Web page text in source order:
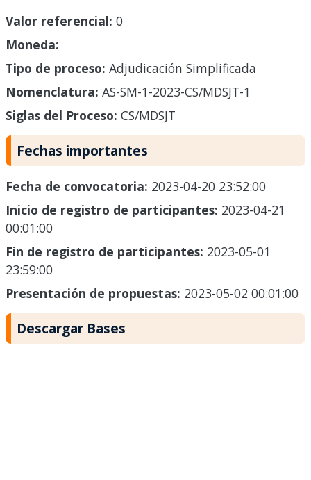
Valor referencial: 0
Moneda:
Tipo de proceso: Adjudicación Simplificada
Nomenclatura: AS-SM-1-2023-CS/MDSJT-1
Siglas del Proceso: CS/MDSJT
Fechas importantes
Fecha de convocatoria: 2023-04-20 23:52:00
Inicio de registro de participantes: 2023-04-21
00:01:00
Fin de registro de participantes: 2023-05-01
23:59:00
Presentación de propuestas: 2023-05-02 00:01:00
Descargar Bases